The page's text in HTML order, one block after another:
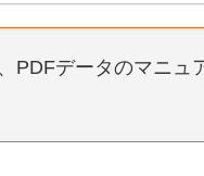
PDFデータのマニュ